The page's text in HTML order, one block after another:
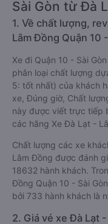
Sài Gòn từ Đà
1. Về chất lượng,
Lâm Đồng Quận 10
Xe đi Quận 10 - Sài
phân loại chất lượng
5: tốt nhất) của khách
xe, Đúng giờ, Chất
này được viết trực tiếp
các hãng Xe Đà Lạt -
Chất lượng các xe
Lâm Đồng được đánh
18632 hành khách.
Đồng Quận 10 - Sài
bởi 733 hành khách là
2. Giá vé xe Đà Lạt